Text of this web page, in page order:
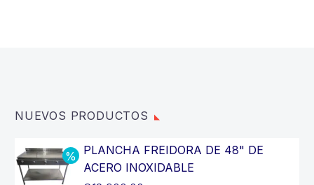
NUEVOS PRODUCTOS
PLANCHA FREIDORA DE 48" DE
ACERO INOXIDABLE